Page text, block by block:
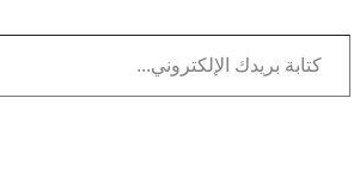
كتابة بريدك الإلكتروني...